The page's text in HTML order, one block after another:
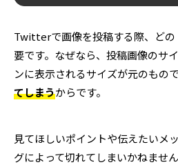
Twitterで画像を投稿する際、どの
要です。なぜなら、投稿画像のサ
ンに表示されるサイズが元のもので
てしまうからです。
見てほしいポイントや伝えたいメ
グによって切れてしまいかねませ